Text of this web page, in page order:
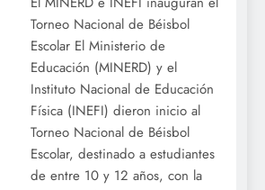
Torneo Nacional de Béisbol
Escolar El Ministerio de
Educación (MINERD) y el
Instituto Nacional de Educación
Física (INEFI) dieron inicio al
Torneo Nacional de Béisbol
Escolar, destinado a estudiantes
de entre 10 y 12 años, con la